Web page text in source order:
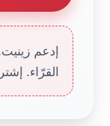
إدعم
القرّاء.